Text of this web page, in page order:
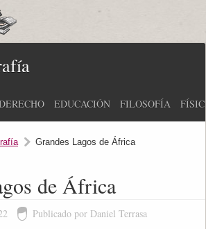
EDUCACIÓN FILOSOFÍA
Grandes Lagos de África
de África
Publicado por Daniel Terrasa